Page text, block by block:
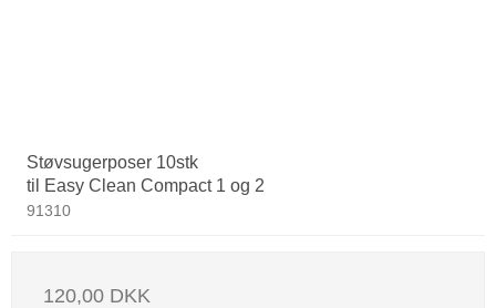
Støvsugerposer 10stk
til Easy Clean Compact 1 og 2
91310
120,00 DKK